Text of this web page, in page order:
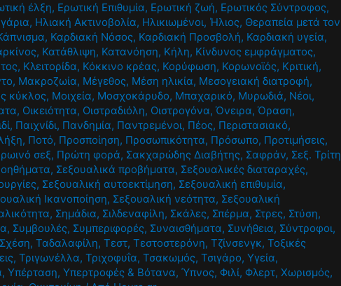
έλξη, Ερωτική Επιθυμία, Ερωτική ζωή, Ερωτικός Σύντροφος,
, Ηλιακή Ακτινοβολία, Ηλικιωμένοι, Ήλιος, Θεραπεία μετά τον
, Καρδιακή Νόσος, Καρδιακή Προσβολή, Καρδιακή υγεία,
, Κατάθλιψη, Κατανόηση, Κήλη, Κίνδυνος εμφράγματος,
, Κλειτορίδα, Κόκκινο κρέας, Κορύφωση, Κορωνοϊός, Κριτική,
, Μακροζωία, Μέγεθος, Μέση ηλικία, Μεσογειακή διατροφή,
κύκλος, Μοιχεία, Μοσχοκάρυδο, Μπαχαρικό, Μυρωδιά, Νέοι,
, Οικειότητα, Οιστραδιόλη, Οιστρογόνα,Όνειρα,Όραση,
, Παιχνίδι, Πανδημία, Παντρεμένοι, Πέος, Περιστασιακό,
, Ποτό, Προσποίηση, Προσωπικότητα, Πρόσωπο, Προτιμήσεις,
σεξ, Πρώτη φορά, Σακχαρώδης Διαβήτης, Σαφράν, Σεξ. Τρίτη
, Σεξουαλικά προβήματα, Σεξουαλικές διαταραχές,
, Σεξουαλική αυτοεκτίμηση, Σεξουαλική επιθυμία,
Ικανοποίηση, Σεξουαλική νεότητα, Σεξουαλική
, Σημάδια, Σιλδεναφίλη, Σκάλες, Σπέρμα, Στρες, Στύση,
, Συμβουλές, Συμπεριφορές, Συναισθήματα, Συνήθεια, Σύντροφοι,
Σχέση,Ταδαλαφίλη,Τεστ,Τεστοστερόνη,Τζίνσενγκ,Τοξικές
,Τριγωνέλλα,Τριχοφυΐα,Τσακωμός,Τσιγάρο,Υγεία,
,Υπέρταση,Υπερτροφές & Βότανα,Ύπνος,Φιλί,Φλερτ,Χωρισμός,